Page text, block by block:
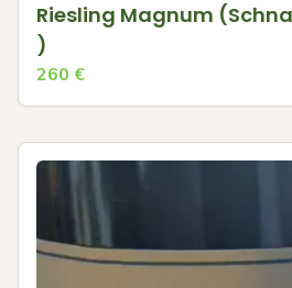
Riesling Magnum
)
260 €